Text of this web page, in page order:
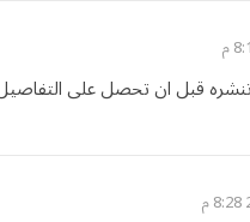
قبل ان تحصل على